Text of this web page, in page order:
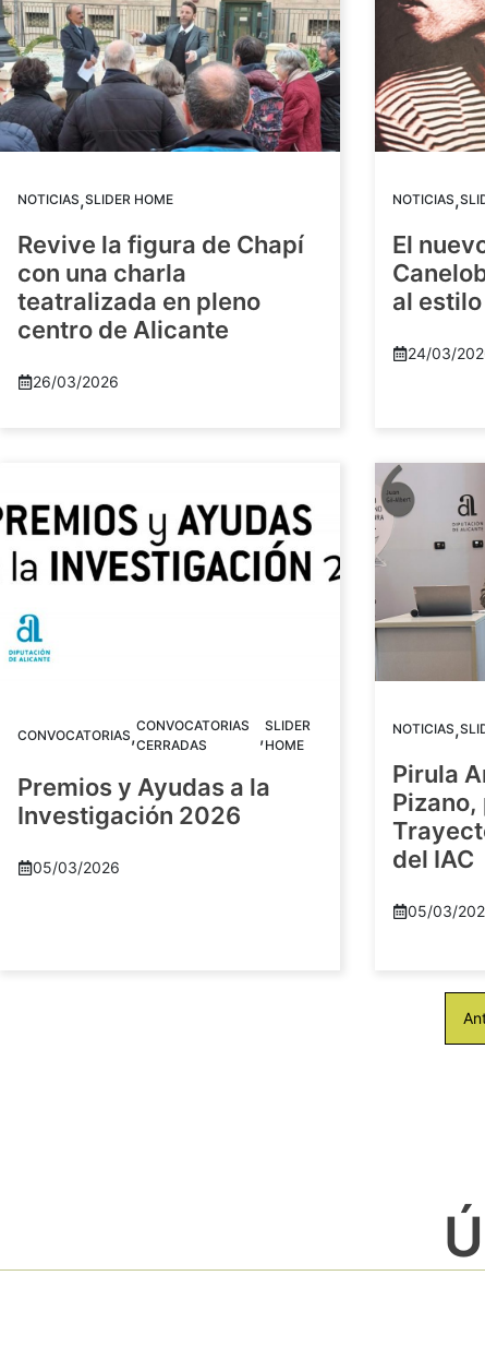
NOTICIAS,SLIDER HOME
Revive la figura de Chapí
con una charla
teatralizada en pleno
centro de Alicante
26/03/2026
NOTICIAS,
El
al
24/03/
CONVOCATORIAS,CONVOCATORIAS
CERRADAS
,SLIDER
HOME
Premios y Ayudas a la
Investigación 2026
05/03/2026
NOTICIAS,
Pirula
del IAC
05/03/